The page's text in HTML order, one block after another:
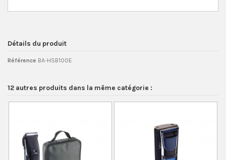
Détails du produit
Référence BA-HSB100E
12 autres produits dans la même catégorie :